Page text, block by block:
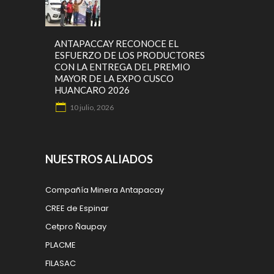
ANTAPACCAY RECONOCE EL
ESFUERZO DE LOS PRODUCTORES
CON LA ENTREGA DEL PREMIO
MAYOR DE LA EXPO CUSCO
HUANCARO 2026
10 julio, 2026
NUESTROS ALIADOS
Compañía Minera Antapacay
CREE de Espinar
Cetpro Ñaupay
PLACME
FILASAC